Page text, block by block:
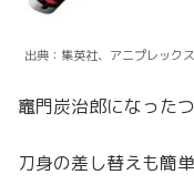
出典：集英社、アニプレック
竈門炭治郎になった
刀身の差し替えも簡